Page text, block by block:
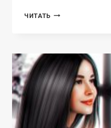
ЧИТАТЬ РЕБЁНОК